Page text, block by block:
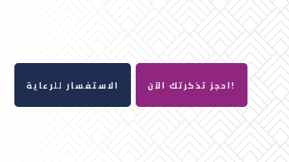
الاستفسار للرعاية احجز تذكرتك الآن!